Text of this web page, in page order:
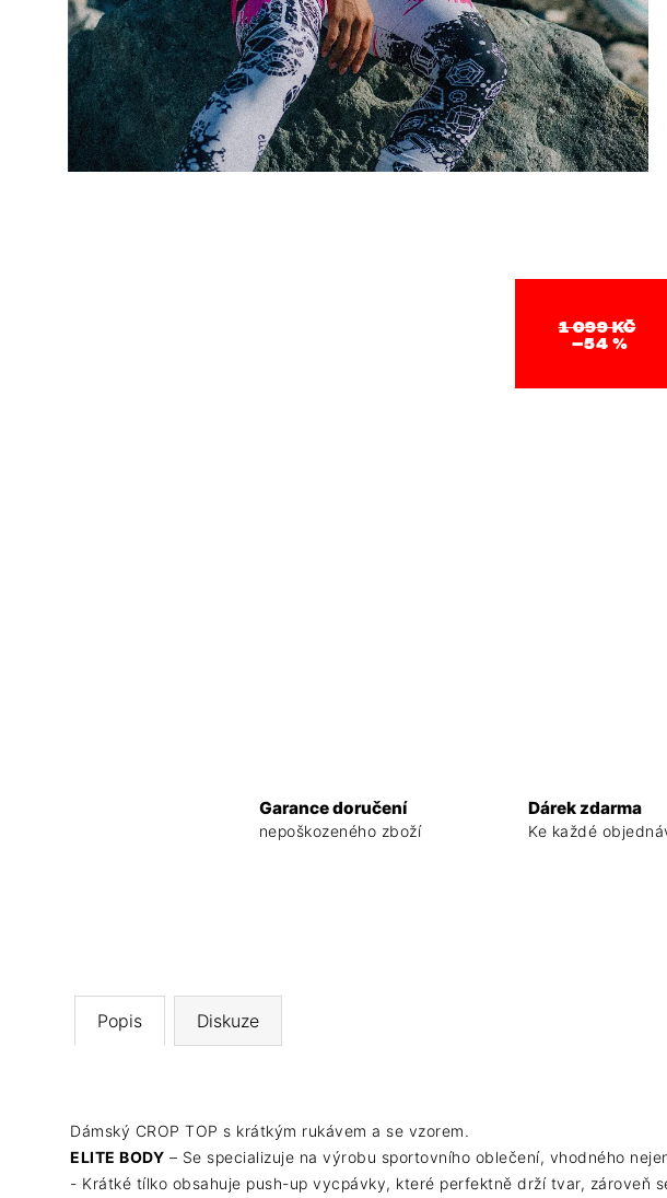
1 099 KČ
–54 %
Garance doručení
nepoškozeného zboží
Dárek zdarma
Ke každé
Popis Diskuze
Dámský CROP TOP s krátkým rukávem a se vzorem.
ELITE BODY – Se specializuje na výrobu sportovního oblečení, vhodného
- Krátké tílko obsahuje push-up vycpávky, které perfektně drží tvar, zároveň